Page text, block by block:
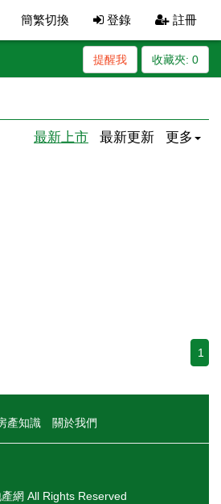
簡繁切換 登錄 註冊
收藏夾: 0
提醒我
最新上市 最新更新 更多
1
產知識 關於我們
網 All Rights Reserved